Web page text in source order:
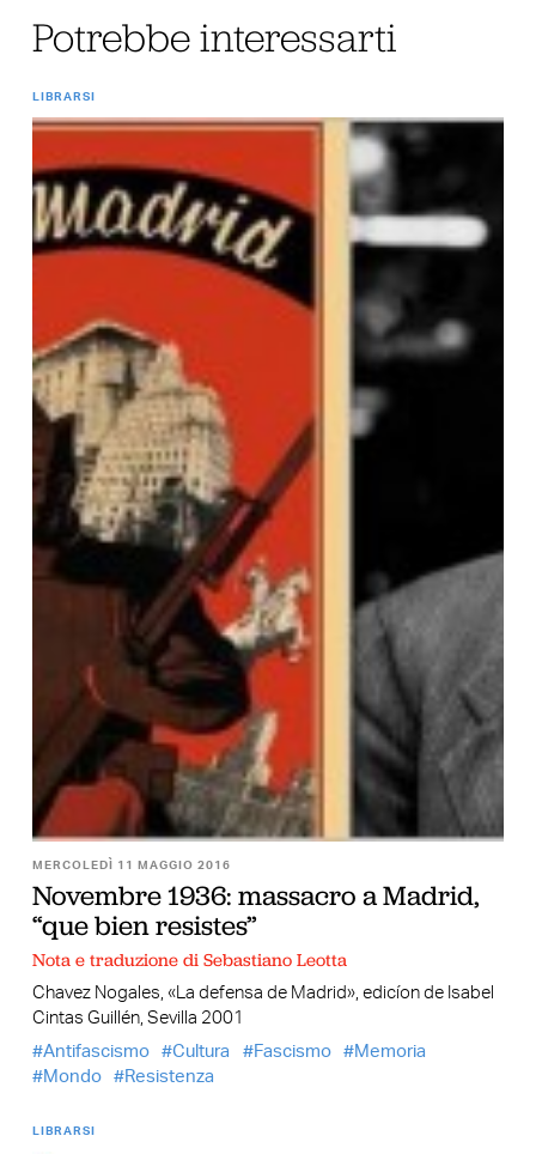
Potrebbe interessarti
LIBRARSI
MERCOLEDÌ 11 MAGGIO 2016
Novembre 1936: massacro a Madrid,
“que bien resistes”
Nota e traduzione di Sebastiano Leotta
Chavez Nogales, «La defensa de Madrid», edicíon de Isabel
Cintas Guillén, Sevilla 2001
Antifascismo
Cultura Fascismo
Memoria
Mondo
Resistenza
LIBRARSI